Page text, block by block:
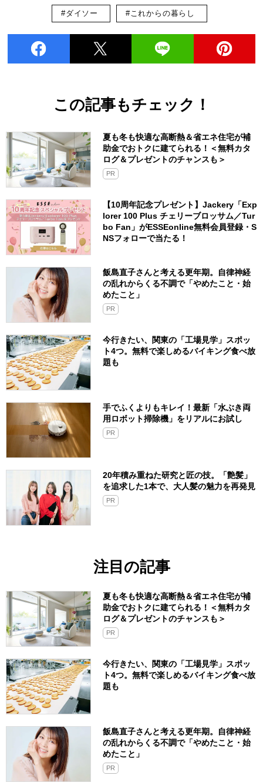
#ダイソー #これからの暮らし
この記事もチェック！
夏も冬も快適な高断熱＆省エネ住宅が補
助金でおトクに建てられる！＜無料カタ
ログ＆プレゼントのチャンスも＞
PR
【10周年記念プレゼント】Jackery「Exp
lorer 100 Plus チェリーブロッサム／Tur
bo Fan」がESSEonline無料会員登録・S
NSフォローで当たる！
飯島直子さんと考える更年期。自律神経
の乱れからくる不調で「やめたこと・始
めたこと」
PR
今行きたい、関東の「工場見学」スポッ
ト4つ。無料で楽しめるバイキング食べ放
題も
手でふくよりもキレイ！最新「水ぶき両
用ロボット掃除機」をリアルにお試し
PR
20年積み重ねた研究と匠の技。「艶髪」
を追求した1本で、大人髪の魅力を再発見
PR
注目の記事
夏も冬も快適な高断熱＆省エネ住宅が補
助金でおトクに建てられる！＜無料カタ
ログ＆プレゼントのチャンスも＞
PR
今行きたい、関東の「工場見学」スポッ
ト4つ。無料で楽しめるバイキング食べ放
題も
飯島直子さんと考える更年期。自律神経
の乱れからくる不調で「やめたこと・始
めたこと」
PR